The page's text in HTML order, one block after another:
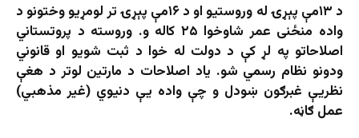
د ۱۳مې پېړۍ له وروستيو او د ۱۶مې پېړۍ تر لومړيو وختونو د
واده منځنی عمر شاوخوا ۲۵ کاله و. وروسته د پروتستاني
اصلاحاتو په لړ کې د دولت له خوا د ثبت شويو او قانوني
ودونو نظام رسمي شو. یاد اصلاحات د مارتين لوتر د هغې
نظریې غبرګون ښودل و چې واده یې دنيوي (غير مذهبي)
عمل ګاڼه.